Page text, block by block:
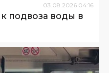
03 08 2026 04:16
подвоза воды в